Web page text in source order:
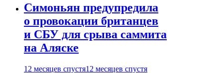
Симоньян предупредила
о провокации британцев
и СБУ для срыва саммита
на Аляске
12 месяцев спустя12 месяцев спустя